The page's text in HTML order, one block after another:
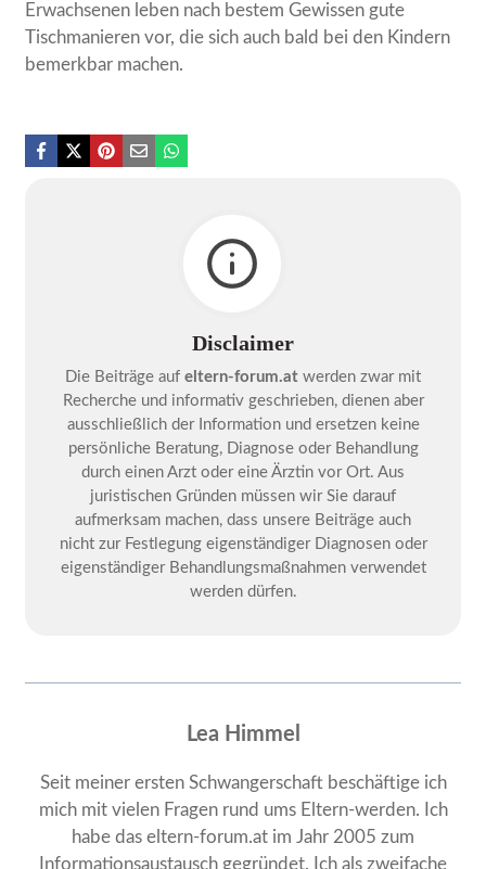
Erwachsenen leben nach bestem Gewissen gute
Tischmanieren vor, die sich auch bald bei den Kindern
bemerkbar machen.
Disclaimer
Die Beiträge auf eltern-forum.at werden zwar mit
Recherche und informativ geschrieben, dienen aber
ausschließlich der Information und ersetzen keine
persönliche Beratung, Diagnose oder Behandlung
durch einen Arzt oder eine Ärztin vor Ort. Aus
juristischen Gründen müssen wir Sie darauf
aufmerksam machen, dass unsere Beiträge auch
nicht zur Festlegung eigenständiger Diagnosen oder
eigenständiger Behandlungsmaßnahmen verwendet
werden dürfen.
Lea Himmel
Seit meiner ersten Schwangerschaft beschäftige ich
mich mit vielen Fragen rund ums Eltern-werden. Ich
habe das eltern-forum.at im Jahr 2005 zum
Informationsaustausch gegründet. Ich als zweifache